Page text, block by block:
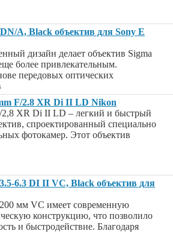
A, Black объектив для Sony E
дизайн делает объектив Sigma
более привлекательным.
передовых оптических
F/2.8 XR Di II LD Nikon
2,8 XR Di II LD – легкий и быстрый
спроектированный специально
фотокамер. Этот объектив
6.3 DI II VC, Black объектив для
мм VC имеет современную
конструкцию, что позволило
и быстродействие. Благодаря